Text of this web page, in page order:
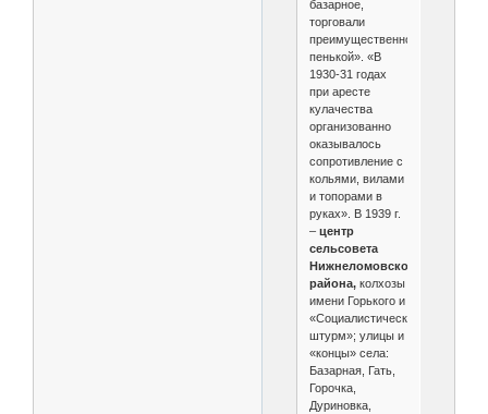
базарное,
торговали
преимущественно
пенькой». «В
1930-31 годах
при аресте
кулачества
организованно
оказывалось
сопротивление с
кольями, вилами
и топорами в
руках». В 1939 г.
– центр
сельсовета
Нижнеломовского
района,колхозы
имени Горького и
«Социалистический
штурм»; улицы и
«концы» села:
Базарная, Гать,
Горочка,
Дуриновка,